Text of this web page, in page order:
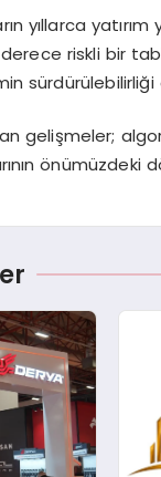
yıllarca
riskli bir
sürdürülebilirliği
gelişmeler;
önümüzdeki